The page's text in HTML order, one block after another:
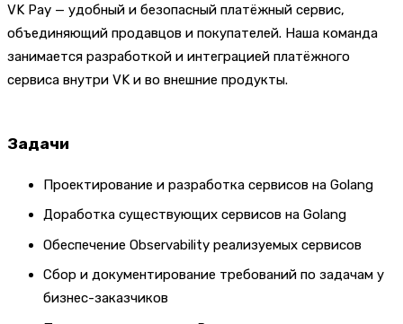
VK Pay — удобный и безопасный платёжный сервис,
объединяющий продавцов и покупателей. Наша команда
занимается разработкой и интеграцией платёжного
сервиса внутри VK и во внешние продукты.
Задачи
Проектирование и разработка сервисов на Golang
Доработка существующих сервисов на Golang
Обеспечение Observability реализуемых сервисов
Сбор и документирование требований по задачам у
бизнес-заказчиков